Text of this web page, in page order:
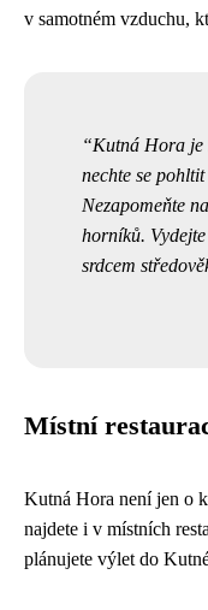
v samotném vzduchu,
Kutná Hora je
nechte se
Nezapomeňte
horníků.
srdcem
Místní
Kutná Hora není jen o
najdete i v místních
plánujete výlet do